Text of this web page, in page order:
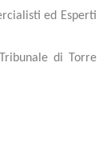
ed Esperti
di Torre